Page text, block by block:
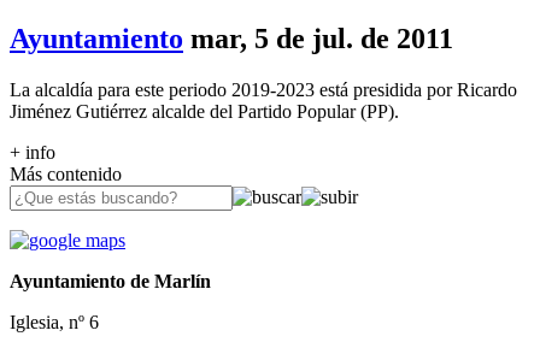
Ayuntamiento mar, 5 de jul. de 2011
La alcaldía para este periodo 2019-2023 está presidida por Ricardo
Jiménez Gutiérrez alcalde del Partido Popular (PP).
+ info
Más contenido
Ayuntamiento de Marlín
Iglesia, nº 6